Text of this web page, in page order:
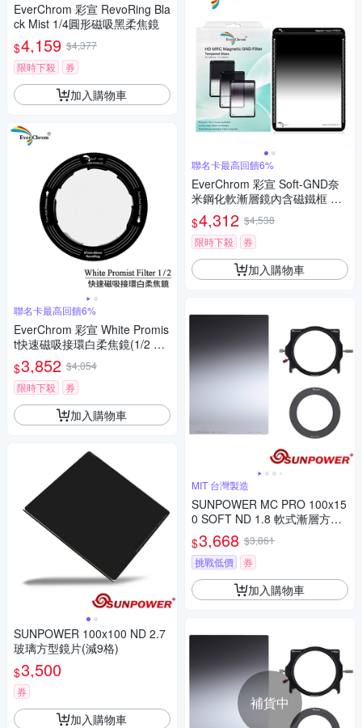
EverChrom 彩宣 RevoRing Bla
ck Mist 1/4圓形磁吸黑柔焦鏡
$4,159 $4,377
限時下殺
券
加入購物車
聯名卡最高回饋6%
EverChrom 彩宣 White Promis
t快速磁吸接環白柔焦鏡(1/2 1/4
1/8)
$3,852 $4,054
限時下殺
券
加入購物車
SUNPOWER 100x100 ND 2.7
玻璃方型鏡片(減9格)
$3,500
券
加入購物車
聯名卡最高回饋6%
EverChrom 彩宣 Soft-GND奈
米鋼化軟漸層鏡內含磁鐵框 市
價1050元(0.6/0.9/1.2)
$4,312 $4,538
限時下殺
券
加入購物車
MIT 台灣製造
SUNPOWER MC PRO 100x15
0 SOFT ND 1.8 軟式漸層方型
減光鏡片(減6格) + 轉接環 + 支
架套組
$3,668 $3,861
挑戰低價
券
加入購物車
補貨中